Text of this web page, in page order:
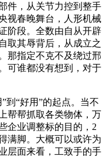
件，从关节力控到整手
视春晚舞台，人形机械
阶段。全数由自从开辟
取其辱背后，从成立之
那指定不克不及绕过邢
可谁都没有想到，对于
“好用”的起点。当不
帮帮抓取各类物体，万
企业调整标的目的，2
满脚。大概可以或许为
层面来看，工致手的手